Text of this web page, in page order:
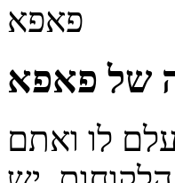
פאפא
של פאפא
לו ואתם